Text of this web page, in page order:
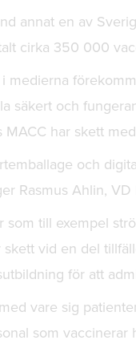
annat en av
cirka 350 000
medierna
säkert och
har skett
och
Rasmus Ahlin, VD
som till exempel
vid en del
för att
vare sig
som vaccinerar